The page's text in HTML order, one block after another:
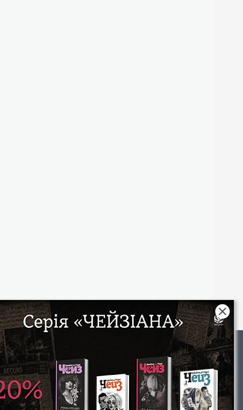
магазин «Видавництво Богдан»:
м. Тернопіль, А/С 529